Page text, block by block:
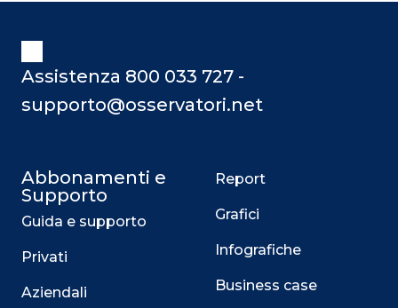
Assistenza 800 033 727 -
supporto@osservatori.net
Abbonamenti e
Supporto
Guida e supporto
Privati
Aziendali
Report
Grafici
Infografiche
Business case